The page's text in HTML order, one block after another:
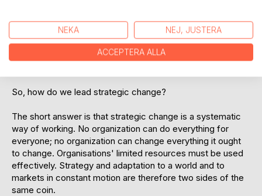
relevant. But changing a business requires a little more than
managing it. Many organizations struggle to change
sufficiently and quickly enough. And one of the most
difficult challenges organizations faces is managing
So, how do we lead strategic change?
The short answer is that strategic change is a systematic
way of working. No organization can do everything for
everyone; no organization can change everything it ought
to change. Organisations' limited resources must be used
effectively. Strategy and adaptation to a world and to
markets in constant motion are therefore two sides of the
same coin.
NEKA NEJ, JUSTERA
ACCEPTERA ALLA